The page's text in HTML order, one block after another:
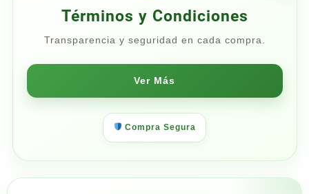
Términos y Condiciones
Transparencia y seguridad en cada compra.
Ver Más
Compra Segura